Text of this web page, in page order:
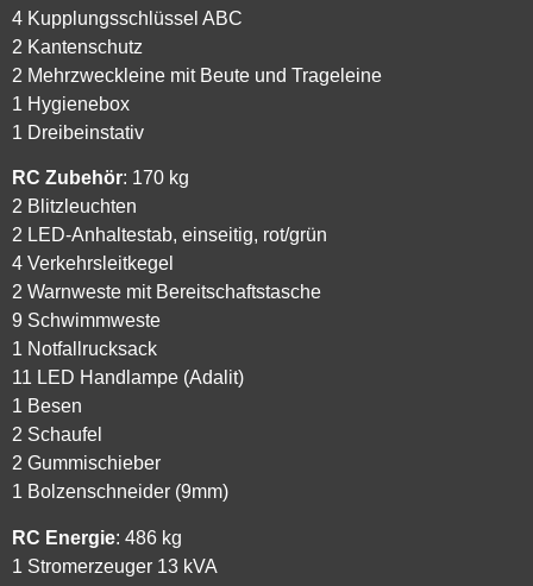
4 Kupplungsschlüssel ABC
2 Kantenschutz
2 Mehrzweckleine mit Beute und Trageleine
1 Hygienebox
1 Dreibeinstativ
RC Zubehör: 170 kg
2 Blitzleuchten
2 LED-Anhaltestab, einseitig, rot/grün
4 Verkehrsleitkegel
2 Warnweste mit Bereitschaftstasche
9 Schwimmweste
1 Notfallrucksack
11 LED Handlampe (Adalit)
1 Besen
2 Schaufel
2 Gummischieber
1 Bolzenschneider (9mm)
RC Energie: 486 kg
1 Stromerzeuger 13 kVA